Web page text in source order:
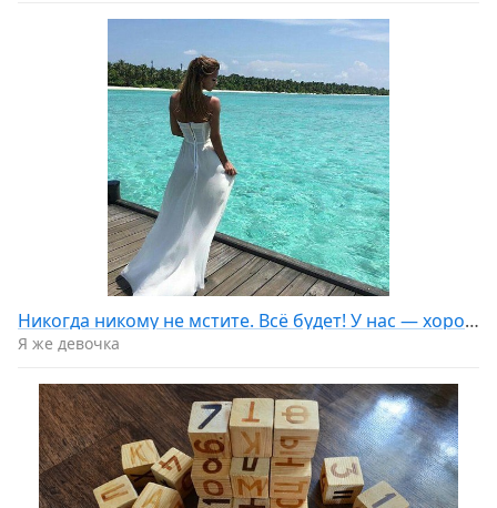
Никогда никому не мстите. Всё будет! У нас — хорошо, а у них — как заслужили!
Я же девочка